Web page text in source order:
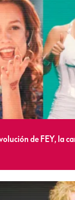
de FEY, la